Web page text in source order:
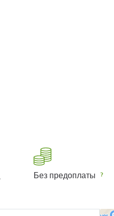
Без предоплаты